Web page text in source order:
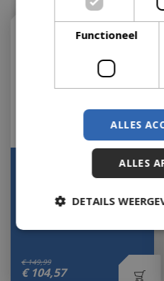
inclusief adapter
€ 149,99
€ 104,57
Op voorraad
Functioneel
ALLES
ALLES
DETAILS